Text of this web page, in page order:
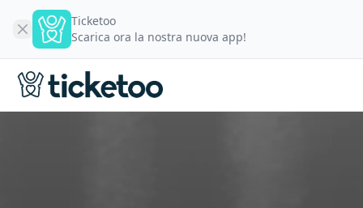
Ticketoo
Scarica ora la nostra nuova app!